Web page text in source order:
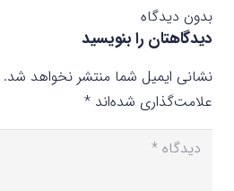
بدون دیدگاه
دیدگاهتان را بنویسید
نشانی ایمیل شما منتشر نخواهد شد.
علامت‌گذاری شده‌اند *